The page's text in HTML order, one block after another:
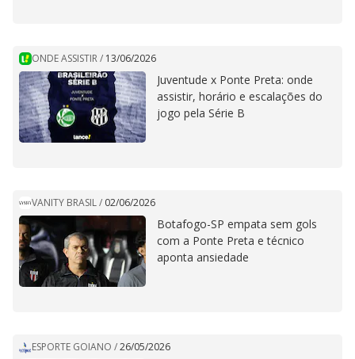
ONDE ASSISTIR/ 13/06/2026
Juventude x Ponte Preta: onde
assistir, horário e escalações do
jogo pela Série B
VANITY BRASIL/ 02/06/2026
Botafogo-SP empata sem gols
com a Ponte Preta e técnico
aponta ansiedade
ESPORTE GOIANO /26/05/2026